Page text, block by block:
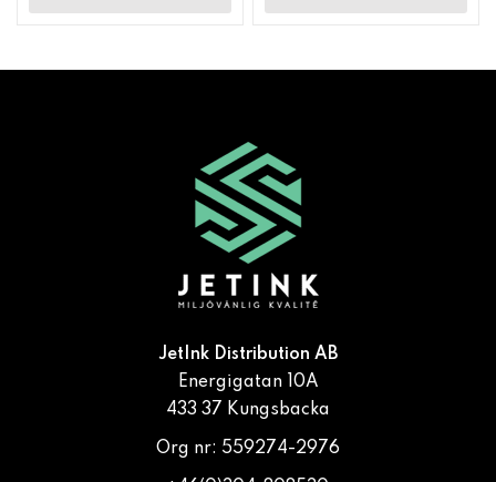
JetInk Distribution AB
Energigatan 10A
433 37 Kungsbacka
Org nr: 559274-2976